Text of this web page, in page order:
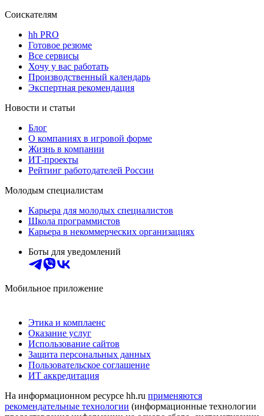
Соискателям
hh PRO
Готовое резюме
Все сервисы
Хочу у вас работать
Производственный календарь
Экспертная рекомендация
Новости и статьи
Блог
О компаниях в игровой форме
Жизнь в компании
ИТ-проекты
Рейтинг работодателей России
Молодым специалистам
Карьера для молодых специалистов
Школа программистов
Карьера в некоммерческих организациях
Боты для уведомлений
Мобильное приложение
Этика и комплаенс
Оказание услуг
Использование сайтов
Защита персональных данных
Пользовательское соглашение
ИТ аккредитация
На информационном ресурсе hh.ru применяются
рекомендательные технологии (информационные технологии